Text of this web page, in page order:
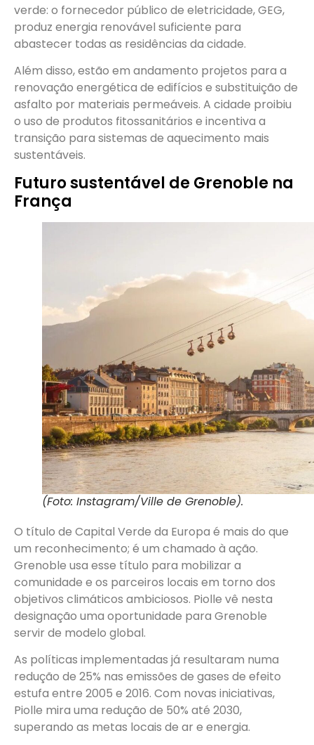
verde: o fornecedor público de eletricidade, GEG,
produz energia renovável suficiente para
abastecer todas as residências da cidade.
Além disso, estão em andamento projetos para a
renovação energética de edifícios e substituição de
asfalto por materiais permeáveis. A cidade proibiu
o uso de produtos fitossanitários e incentiva a
transição para sistemas de aquecimento mais
sustentáveis.
Futuro sustentável de Grenoble na
França
(Foto: Instagram/Ville de Grenoble).
O título de Capital Verde da Europa é mais do que
um reconhecimento; é um chamado à ação.
Grenoble usa esse título para mobilizar a
comunidade e os parceiros locais em torno dos
objetivos climáticos ambiciosos. Piolle vê nesta
designação uma oportunidade para Grenoble
servir de modelo global.
As políticas implementadas já resultaram numa
redução de 25% nas emissões de gases de efeito
estufa entre 2005 e 2016. Com novas iniciativas,
Piolle mira uma redução de 50% até 2030,
superando as metas locais de ar e energia.